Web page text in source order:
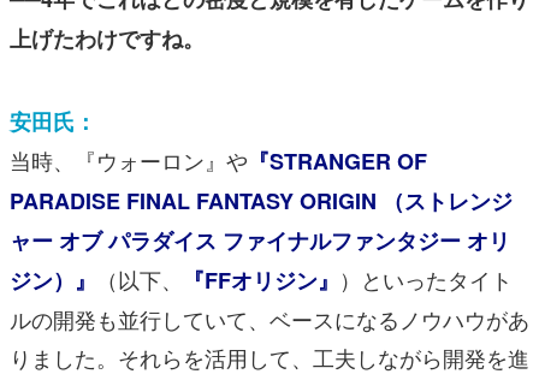
上げたわけですね。
安田氏：
当時、『ウォーロン』や 『STRANGER OF
PARADISE FINAL FANTASY ORIGIN （ストレンジ
ャー オブ パラダイス ファイナルファンタジー オリ
ジン）』
（以下、 『FFオリジン』 ）といったタイト
ルの開発も並行していて、ベースになるノウハウがあ
りました。それらを活用して、工夫しながら開発を進